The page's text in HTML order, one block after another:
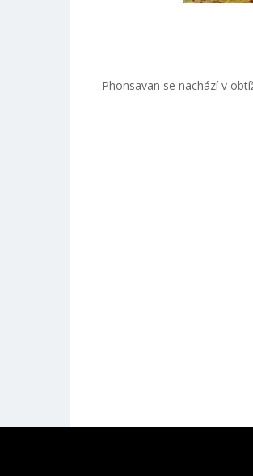
Phonsavan se nachází v